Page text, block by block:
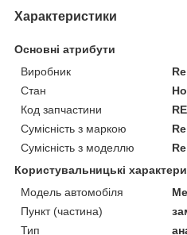
Характеристики
Основні атрибути
Виробник
Стан
Код запчастини
Сумісність з маркою
Сумісність з моделлю
Користувальницькі
Модель автомобіля
Пункт (частина)
Тип